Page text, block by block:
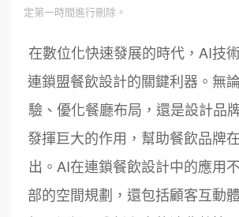
定第一時間進行刪除。
在數位化快速發展的時代，AI技
連鎖盟餐飲設計的關鍵利器。無
驗、優化餐廳布局，還是設計品
發揮巨大的作用，幫助餐飲品牌
出。AI在連鎖餐飲設計中的應用
部的空間規劃，還包括顧客互動